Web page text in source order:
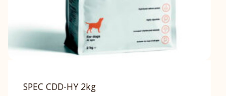
SPEC CDD-HY 2kg